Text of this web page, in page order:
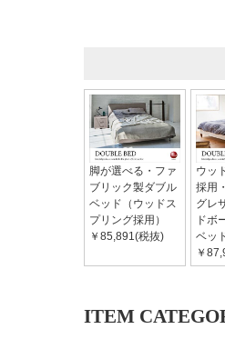
脚が選べる・ファ
ブリック製ダブル
ベッド（ウッドス
プリング採用）
￥85,891(税抜)
ウッ
採用
グレ
ドボ
ベッ
￥